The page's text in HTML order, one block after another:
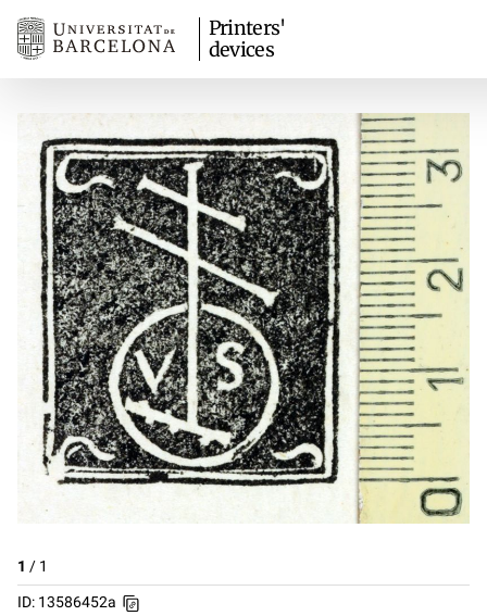
Printers'
devices
1 / 1
ID: 13586452a